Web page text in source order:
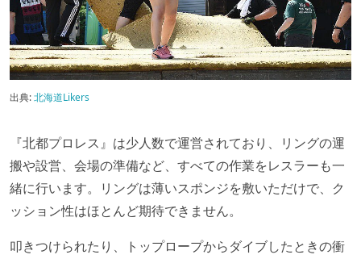
出典:北海道Likers
『北都プロレス』は少人数で運営されており、リングの運
搬や設営、会場の準備など、すべての作業をレスラーも一
緒に行います。リングは薄いスポンジを敷いただけで、ク
ッション性はほとんど期待できません。
叩きつけられたり、トップロープからダイブしたときの衝